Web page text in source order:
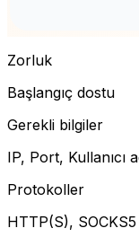
Zorluk
Başlangıç dostu
Gerekli bilgiler
IP, Port, Kullanıcı
Protokoller
HTTP(S), SOCKS5